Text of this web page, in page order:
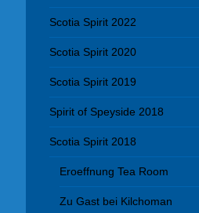
Scotia Spirit 2022
Scotia Spirit 2020
Scotia Spirit 2019
Spirit of Speyside 2018
Scotia Spirit 2018
Eroeffnung Tea Room
Zu Gast bei Kilchoman